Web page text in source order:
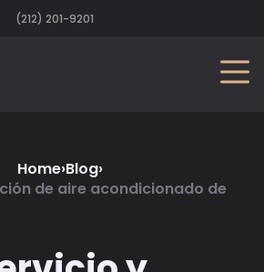
(212) 201-9201
Home›Blog›
de aire acondicionado de